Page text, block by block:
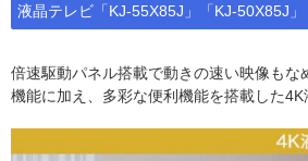
液晶テレビ「KJ-55X85J」「KJ-50X85J」
倍速駆動パネル搭載で動きの速い映像もな
機能に加え、多彩な便利機能を搭載した4K